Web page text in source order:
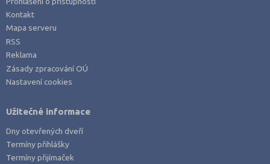
Litoměřice (2)
Mělník (1)
Most (1)
Nový Jičín (1)
Olomouc (2)
Pardubice (1)
Písek (1)
Kontakt
Mapa serveru
RSS
Reklama
Zásady zpracování OÚ
Nastavení cookies
Užitečné informace
Dny otevřených dveří
Termíny přihlášky
Termíny přijímaček